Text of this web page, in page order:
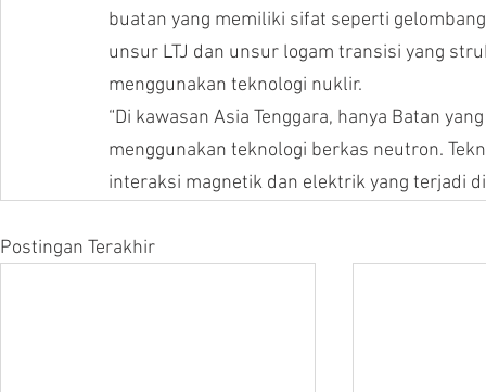
buatan yang memiliki sifat seperti
unsur LTJ dan unsur logam transisi yang
menggunakan teknologi nuklir.
“Di kawasan Asia Tenggara, hanya Batan
menggunakan teknologi berkas neutron.
interaksi magnetik dan elektrik yang terjadi
Postingan Terakhir